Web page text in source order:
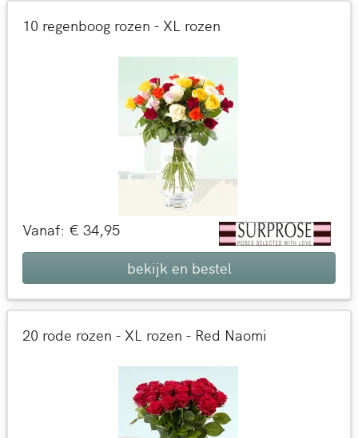
10 regenboog rozen - XL rozen
Vanaf: € 34,95
bekijk en bestel
20 rode rozen - XL rozen - Red Naomi